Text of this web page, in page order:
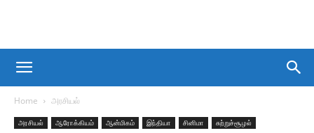
Home அரசியல்
அரசியல் ஆரோக்கியம் ஆன்மிகம் இந்தியா சினிமா சுற்றுச்சூழல்